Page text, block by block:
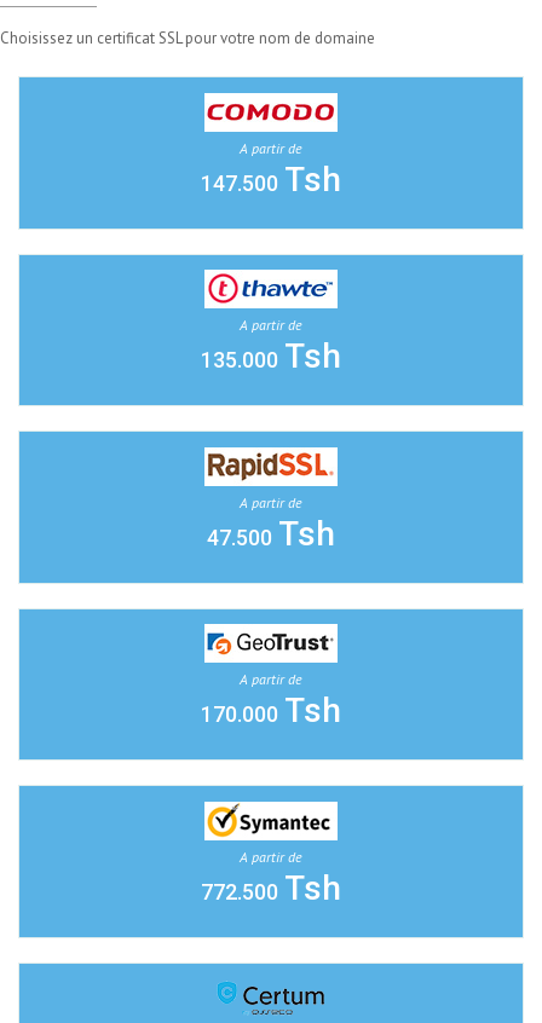
Choisissez un certificat SSL pour votre nom de domaine
A partir de
147.500 Tsh
A partir de
135.000 Tsh
A partir de
47.500 Tsh
A partir de
170.000 Tsh
A partir de
772.500 Tsh